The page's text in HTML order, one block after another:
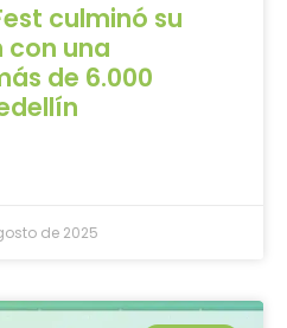
culminó su
una
de 6.000
de 2025